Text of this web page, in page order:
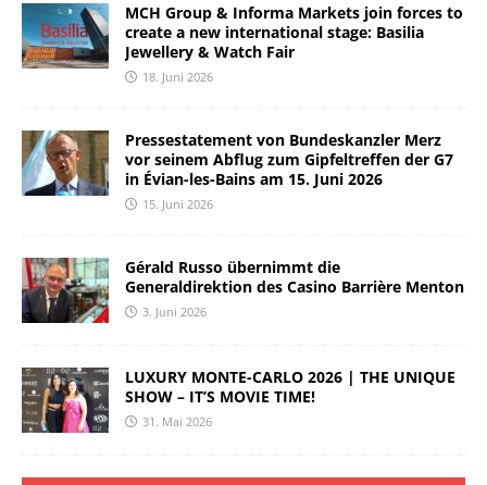
MCH Group & Informa Markets join forces to
create a new international stage: Basilia
Jewellery & Watch Fair
18. Juni 2026
Pressestatement von Bundeskanzler Merz
vor seinem Abflug zum Gipfeltreffen der G7
in Évian-les-Bains am 15. Juni 2026
15. Juni 2026
Gérald Russo übernimmt die
Generaldirektion des Casino Barrière Menton
3. Juni 2026
LUXURY MONTE-CARLO 2026 | THE UNIQUE
SHOW – IT’S MOVIE TIME!
31. Mai 2026